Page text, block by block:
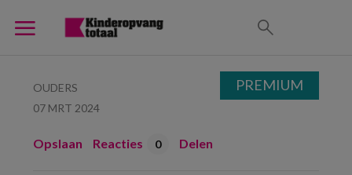
OUDERS
07 MRT 2024
Opslaan Reacties 0 Delen
PREMIUM